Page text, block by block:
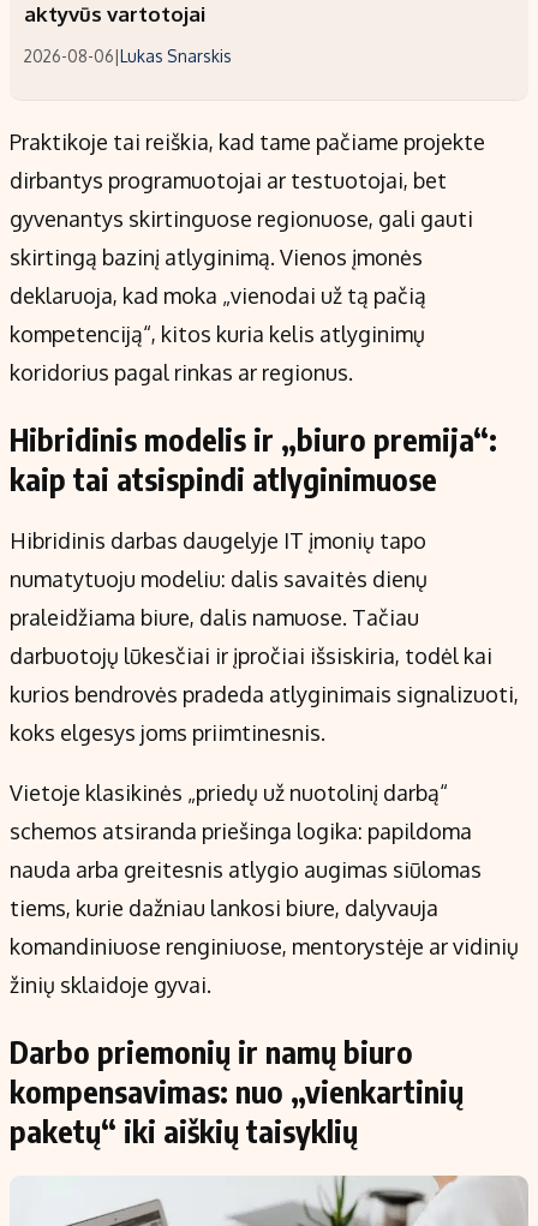
aktyvūs vartotojai
2026-08-06|Lukas Snarskis
Praktikoje tai reiškia, kad tame pačiame projekte
dirbantys programuotojai ar testuotojai, bet
gyvenantys skirtinguose regionuose, gali gauti
skirtingą bazinį atlyginimą. Vienos įmonės
deklaruoja, kad moka „vienodai už tą pačią
kompetenciją“, kitos kuria kelis atlyginimų
koridorius pagal rinkas ar regionus.
Hibridinis modelis ir „biuro premija“:
kaip tai atsispindi atlyginimuose
Hibridinis darbas daugelyje IT įmonių tapo
numatytuoju modeliu: dalis savaitės dienų
praleidžiama biure, dalis namuose. Tačiau
darbuotojų lūkesčiai ir įpročiai išsiskiria, todėl kai
kurios bendrovės pradeda atlyginimais signalizuoti,
koks elgesys joms priimtinesnis.
Vietoje klasikinės „priedų už nuotolinį darbą“
schemos atsiranda priešinga logika: papildoma
nauda arba greitesnis atlygio augimas siūlomas
tiems, kurie dažniau lankosi biure, dalyvauja
komandiniuose renginiuose, mentorystėje ar vidinių
žinių sklaidoje gyvai.
Darbo priemonių ir namų biuro
kompensavimas: nuo „vienkartinių
paketų“ iki aiškių taisyklių